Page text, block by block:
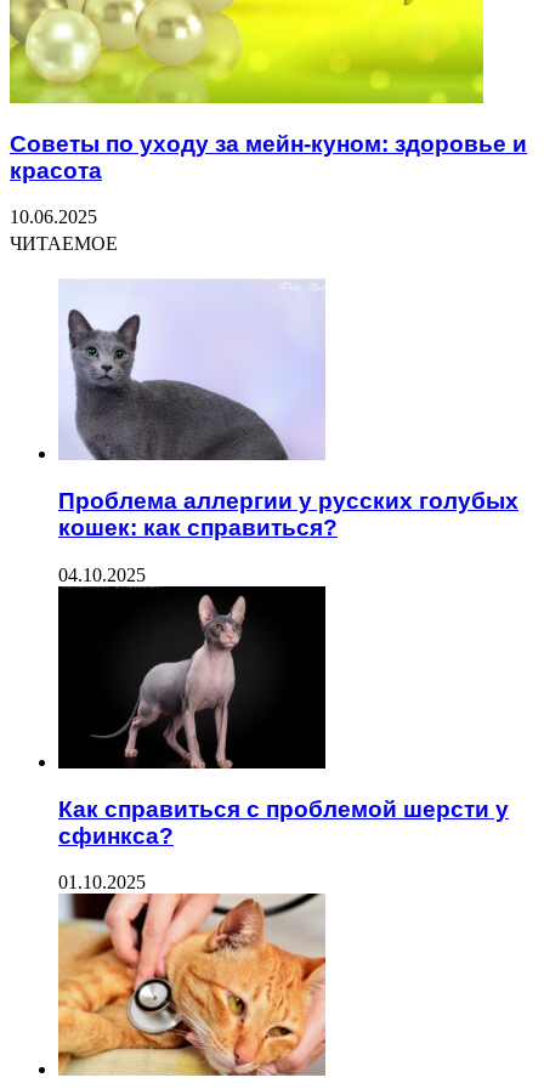
Советы по уходу за мейн-куном: здоровье и
красота
10.06.2025
ЧИТАЕМОЕ
Проблема аллергии у русских голубых
кошек: как справиться?
04.10.2025
Как справиться с проблемой шерсти у
сфинкса?
01.10.2025